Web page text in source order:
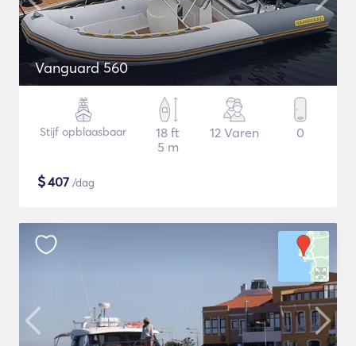
Vanguard 560
Stijf opblaasbaar
18 ft
5 m
12 Varen 0
$407 /dag